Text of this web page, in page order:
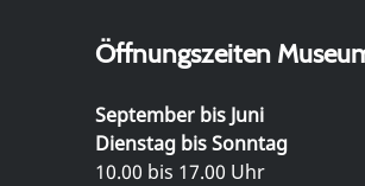
Öffnungszeiten
September bis Juni
Dienstag bis Sonntag
10.00 bis 17.00 Uhr